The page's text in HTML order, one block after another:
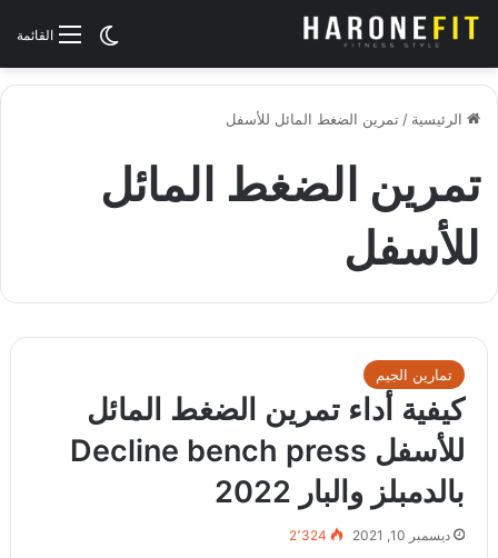
القائمةالوضع
الرئيسية / تمرين الضغط المائل للأسفل
تمرين الضغط المائل
للأسفل
تمارين الجيم
كيفية أداء تمرين الضغط المائل
للأسفل Decline bench press
بالدمبلز والبار 2022
ديسمبر 10, 2021 2٬324